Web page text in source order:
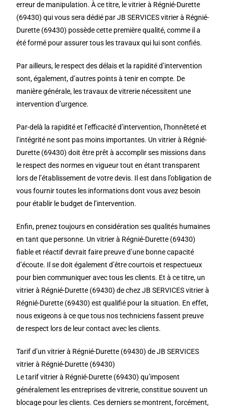
erreur de manipulation. À ce titre, le vitrier à Régnié-Durette
(69430) qui vous sera dédié par JB SERVICES vitrier à Régnié-
Durette (69430) possède cette première qualité, comme il a
été formé pour assurer tous les travaux qui lui sont confiés.
Par ailleurs, le respect des délais et la rapidité d’intervention
sont, également, d’autres points à tenir en compte. De
manière générale, les travaux de vitrerie nécessitent une
intervention d’urgence.
Par-delà la rapidité et l’efficacité d’intervention, l’honnêteté et
l’intégrité ne sont pas moins importantes. Un vitrier à Régnié-
Durette (69430) doit être prêt à accomplir ses missions dans
le respect des normes en vigueur tout en étant transparent
lors de l’établissement de votre devis. Il est dans l’obligation de
vous fournir toutes les informations dont vous avez besoin
pour établir le budget de l’intervention.
Enfin, prenez toujours en considération ses qualités humaines
en tant que personne. Un vitrier à Régnié-Durette (69430)
fiable et réactif devrait faire preuve d’une bonne capacité
d’écoute. Il se doit également d’être courtois et respectueux
pour bien communiquer avec tous les clients. Et à ce titre, un
vitrier à Régnié-Durette (69430) de chez JB SERVICES vitrier à
Régnié-Durette (69430) est qualifié pour la situation. En effet,
nous exigeons à ce que tous nos techniciens fassent preuve
de respect lors de leur contact avec les clients.
Tarif d’un vitrier à Régnié-Durette (69430) de JB SERVICES
vitrier à Régnié-Durette (69430)
Le tarif vitrier à Régnié-Durette (69430) qu’imposent
généralement les entreprises de vitrerie, constitue souvent un
blocage pour les clients. Ces derniers se montrent, forcément,